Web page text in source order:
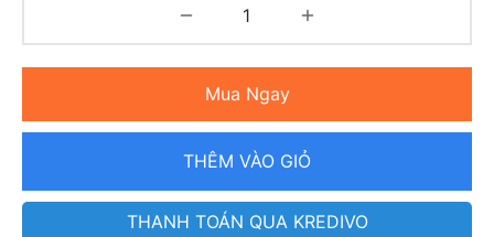
Mua Ngay
THÊM VÀO GIỎ
THANH TOÁN QUA KREDIVO